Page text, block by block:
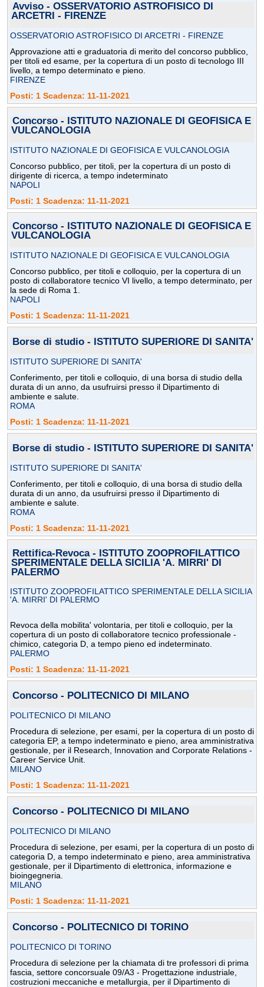
Avviso - OSSERVATORIO ASTROFISICO DI
ARCETRI - FIRENZE
OSSERVATORIO ASTROFISICO DI ARCETRI - FIRENZE
Approvazione atti e graduatoria di merito del concorso pubblico,
per titoli ed esame, per la copertura di un posto di tecnologo III
livello, a tempo determinato e pieno.
FIRENZE
Posti: 1 Scadenza: 11-11-2021
Concorso - ISTITUTO NAZIONALE DI GEOFISICA E
VULCANOLOGIA
ISTITUTO NAZIONALE DI GEOFISICA E VULCANOLOGIA
Concorso pubblico, per titoli, per la copertura di un posto di
dirigente di ricerca, a tempo indeterminato
NAPOLI
Posti: 1 Scadenza: 11-11-2021
Concorso - ISTITUTO NAZIONALE DI GEOFISICA E
VULCANOLOGIA
ISTITUTO NAZIONALE DI GEOFISICA E VULCANOLOGIA
Concorso pubblico, per titoli e colloquio, per la copertura di un
posto di collaboratore tecnico VI livello, a tempo determinato, per
la sede di Roma 1.
NAPOLI
Posti: 1 Scadenza: 11-11-2021
Borse di studio - ISTITUTO SUPERIORE DI SANITA'
ISTITUTO SUPERIORE DI SANITA'
Conferimento, per titoli e colloquio, di una borsa di studio della
durata di un anno, da usufruirsi presso il Dipartimento di
ambiente e salute.
ROMA
Posti: 1 Scadenza: 11-11-2021
Borse di studio - ISTITUTO SUPERIORE DI SANITA'
ISTITUTO SUPERIORE DI SANITA'
Conferimento, per titoli e colloquio, di una borsa di studio della
durata di un anno, da usufruirsi presso il Dipartimento di
ambiente e salute.
ROMA
Posti: 1 Scadenza: 11-11-2021
Rettifica-Revoca - ISTITUTO ZOOPROFILATTICO
SPERIMENTALE DELLA SICILIA 'A. MIRRI' DI
PALERMO
ISTITUTO ZOOPROFILATTICO SPERIMENTALE DELLA SICILIA
'A. MIRRI' DI PALERMO
Revoca della mobilita' volontaria, per titoli e colloquio, per la
copertura di un posto di collaboratore tecnico professionale -
chimico, categoria D, a tempo pieno ed indeterminato.
PALERMO
Posti: 1 Scadenza: 11-11-2021
Concorso - POLITECNICO DI MILANO
POLITECNICO DI MILANO
Procedura di selezione, per esami, per la copertura di un posto di
categoria EP, a tempo indeterminato e pieno, area amministrativa
gestionale, per il Research, Innovation and Corporate Relations -
Career Service Unit.
MILANO
Posti: 1 Scadenza: 11-11-2021
Concorso - POLITECNICO DI MILANO
POLITECNICO DI MILANO
Procedura di selezione, per esami, per la copertura di un posto di
categoria D, a tempo indeterminato e pieno, area amministrativa
gestionale, per il Dipartimento di elettronica, informazione e
bioingegneria.
MILANO
Posti: 1 Scadenza: 11-11-2021
Concorso - POLITECNICO DI TORINO
POLITECNICO DI TORINO
Procedura di selezione per la chiamata di tre professori di prima
fascia, settore concorsuale 09/A3 - Progettazione industriale,
costruzioni meccaniche e metallurgia, per il Dipartimento di